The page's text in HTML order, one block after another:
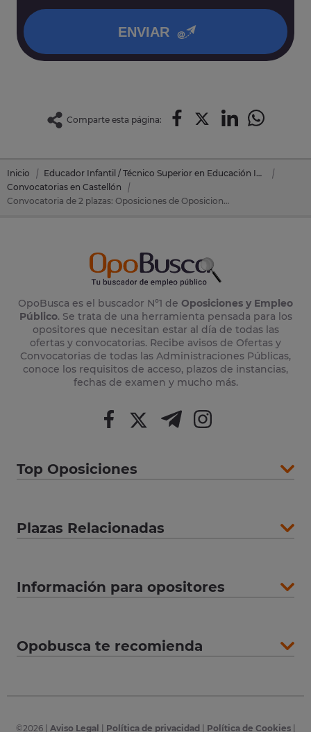
ENVIAR
Comparte esta página:
Inicio
Educador Infantil / Técnico Superior en Educación Infantil
Convocatorias en Castellón
Convocatoria de 2 plazas: Oposiciones de Oposiciones Educación Infantil en Almenara (Castellón)
OpoBusca es el buscador Nº1 de Oposiciones y Empleo
Público. Se trata de una herramienta pensada para los
opositores que necesitan estar al día de todas las
ofertas y convocatorias. Recibe avisos de Ofertas y
Convocatorias de todas las Administraciones Públicas,
conoce los requisitos de acceso, plazos de instancias,
fechas de examen y mucho más.
Top Oposiciones
Plazas Relacionadas
Información para opositores
Opobusca te recomienda
©2026| Aviso Legal Política de privacidad Política de Cookies|